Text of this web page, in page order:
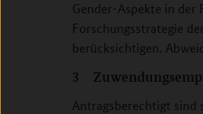
Gender-Aspekte in der
Forschungsstrategie
berücksichtigen.
3
Antragsberechtigt sind